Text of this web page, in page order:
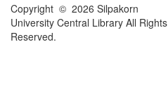
Copyright © 2026 Silpakorn
University Central Library All Rights
Reserved.